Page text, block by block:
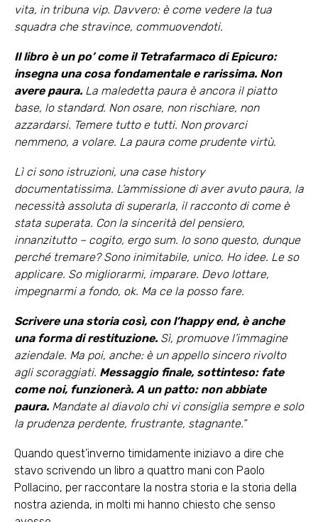
vita, in tribuna vip. Davvero: è come vedere la tua
squadra che stravince, commuovendoti.
Il libro è un po’ come il Tetrafarmaco di Epicuro:
insegna una cosa fondamentale e rarissima. Non
avere paura. La maledetta paura è ancora il piatto
base, lo standard. Non osare, non rischiare, non
azzardarsi. Temere tutto e tutti. Non provarci
nemmeno, a volare. La paura come prudente virtù.
Lì ci sono istruzioni, una case history
documentatissima. L’ammissione di aver avuto paura, la
necessità assoluta di superarla, il racconto di come è
stata superata. Con la sincerità del pensiero,
innanzitutto – cogito, ergo sum. Io sono questo, dunque
perché tremare? Sono inimitabile, unico. Ho idee. Le so
applicare. So migliorarmi, imparare. Devo lottare,
impegnarmi a fondo, ok. Ma ce la posso fare.
Scrivere una storia così, con l’happy end, è anche
una forma di restituzione. Sì, promuove l’immagine
aziendale. Ma poi, anche: è un appello sincero rivolto
agli scoraggiati. Messaggio finale, sottinteso: fate
come noi, funzionerà. A un patto: non abbiate
paura. Mandate al diavolo chi vi consiglia sempre e solo
la prudenza perdente, frustrante, stagnante.”
Quando quest’inverno timidamente iniziavo a dire che
stavo scrivendo un libro a quattro mani con Paolo
Pollacino, per raccontare la nostra storia e la storia della
nostra azienda, in molti mi hanno chiesto che senso